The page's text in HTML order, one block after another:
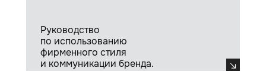
Руководство
по использованию
фирменного стиля
и коммуникации бренда.